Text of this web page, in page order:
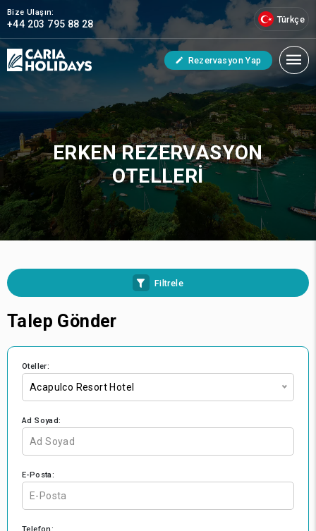
Bize Ulaşın:
+44 203 795 88 28 Türkçe
Rezervasyon Yap
ERKEN REZERVASYON
OTELLERI
Filtrele
Talep Gönder
Oteller:
Acapulco Resort Hotel
Ad Soyad:
E-Posta: